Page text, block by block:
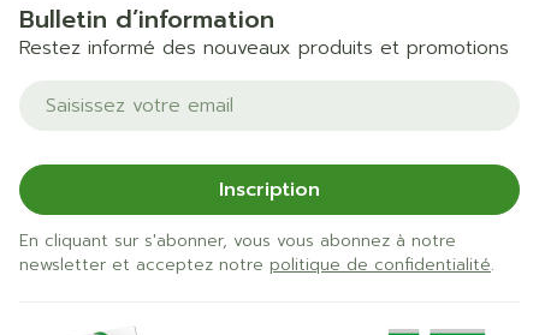
Bulletin d’information
Restez informé des nouveaux produits et promotions
Adresse mail
Inscription
En cliquant sur s'abonner, vous vous abonnez à notre
newsletter et acceptez notre politique de confidentialité.